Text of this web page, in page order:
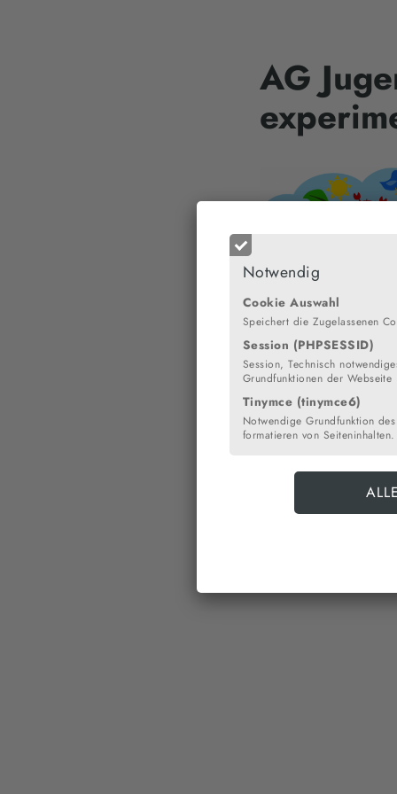
Notwendig
Cookie Auswahl
Speichert die Zugelassenen
Session (PHPSESSID)
Session, Technisch
Grundfunktionen der Webseite
Tinymce (tinymce6)
Notwendige Grundfunktion
formatieren von Seiteninhalten.
AG